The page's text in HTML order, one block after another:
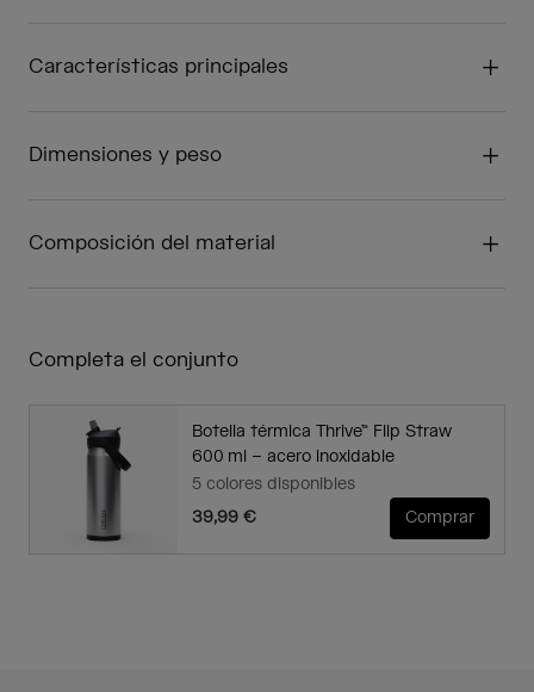
Características principales
Dimensiones y peso
Composición del material
Completa el conjunto
Botella térmica Thrive™ Flip Straw
600 ml – acero inoxidable
5 colores disponibles
39,99 €
Comprar